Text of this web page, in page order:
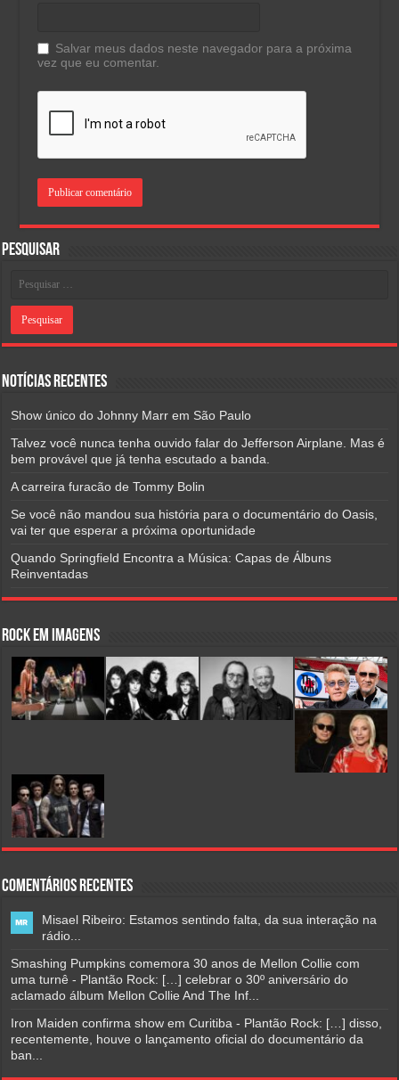
Salvar meus dados neste navegador para a próxima
vez que eu comentar.
Pesquisar
Notícias Recentes
Show único do Johnny Marr em São Paulo
Talvez você nunca tenha ouvido falar do Jefferson Airplane. Mas é
bem provável que já tenha escutado a banda.
A carreira furacão de Tommy Bolin
Se você não mandou sua história para o documentário do Oasis,
vai ter que esperar a próxima oportunidade
Quando Springfield Encontra a Música: Capas de Álbuns
Reinventadas
Rock em Imagens
Comentários Recentes
Misael Ribeiro: Estamos sentindo falta, da sua interação na
rádio...
Smashing Pumpkins comemora 30 anos de Mellon Collie com
uma turnê - Plantão Rock: […] celebrar o 30º aniversário do
aclamado álbum Mellon Collie And The Inf...
Iron Maiden confirma show em Curitiba - Plantão Rock: […] disso,
recentemente, houve o lançamento oficial do documentário da
ban...